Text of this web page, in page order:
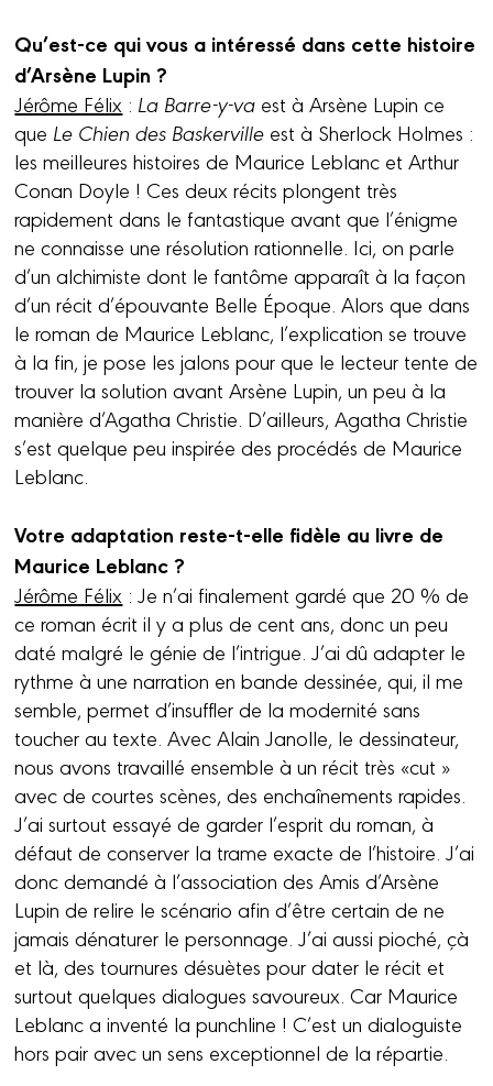
Qu’est-ce qui vous a intéressé dans cette histoire
d’Arsène Lupin ?
Jérôme Félix : La Barre-y-va est à Arsène Lupin ce
que Le Chien des Baskerville est à Sherlock Holmes :
les meilleures histoires de Maurice Leblanc et Arthur
Conan Doyle ! Ces deux récits plongent très
rapidement dans le fantastique avant que l’énigme
ne connaisse une résolution rationnelle. Ici, on parle
d’un alchimiste dont le fantôme apparaît à la façon
d’un récit d’épouvante Belle Époque. Alors que dans
le roman de Maurice Leblanc, l’explication se trouve
à la fin, je pose les jalons pour que le lecteur tente de
trouver la solution avant Arsène Lupin, un peu à la
manière d’Agatha Christie. D’ailleurs, Agatha Christie
s’est quelque peu inspirée des procédés de Maurice
Leblanc.
Votre adaptation reste-t-elle fidèle au livre de
Maurice Leblanc ?
Jérôme Félix : Je n’ai finalement gardé que 20 % de
ce roman écrit il y a plus de cent ans, donc un peu
daté malgré le génie de l’intrigue. J’ai dû adapter le
rythme à une narration en bande dessinée, qui, il me
semble, permet d’insuffler de la modernité sans
toucher au texte. Avec Alain Janolle, le dessinateur,
nous avons travaillé ensemble à un récit très «cut »
avec de courtes scènes, des enchaînements rapides.
J’ai surtout essayé de garder l’esprit du roman, à
défaut de conserver la trame exacte de l’histoire. J’ai
donc demandé à l’association des Amis d’Arsène
Lupin de relire le scénario afin d’être certain de ne
jamais dénaturer le personnage. J’ai aussi pioché, çà
et là, des tournures désuètes pour dater le récit et
surtout quelques dialogues savoureux. Car Maurice
Leblanc a inventé la punchline ! C’est un dialoguiste
hors pair avec un sens exceptionnel de la répartie.